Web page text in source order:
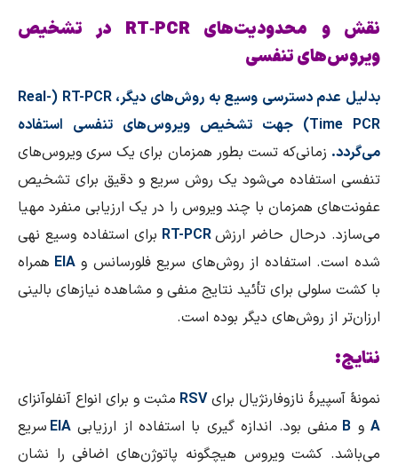
نقش و محدودیت‌های RT‑PCR در تشخیص
ویروس‌های تنفسی
بدلیل عدم دسترسی وسیع به روش‌های دیگر،RT-PCR
(
Real-
Time PCR) جهت تشخیص ویروس‌های تنفسی استفاده
می‌گردد. زمانی‌که تست بطور همزمان برای یک سری ویروس‌های
تنفسی استفاده می‌شود یک روش سریع و دقیق برای تشخیص
عفونت‌های همزمان با چند ويروس را در یک ارزیابی منفرد مهیا
می‌سازد. درحال حاضر ارزشRT-PCR برای استفاده وسیع نهی
شده است. استفاده از روش‌های سریع فلورسانس وEIA همراه
با کشت سلولی برای تأئید نتایج منفی و مشاهده نیازهای بالینی
ارزان‌تر از روش‌های دیگر بوده است.
نتایج:
نمونهٔ آسپیرهٔ نازوفارنژیال برایRSV مثبت و برای انواع آنفلوآنزای
A و B منفی بود. اندازه گیری با استفاده از ارزیابی EIA سریع
می‌باشد. کشت ویروس هیچگونه پاتوژن‌های اضافی را نشان